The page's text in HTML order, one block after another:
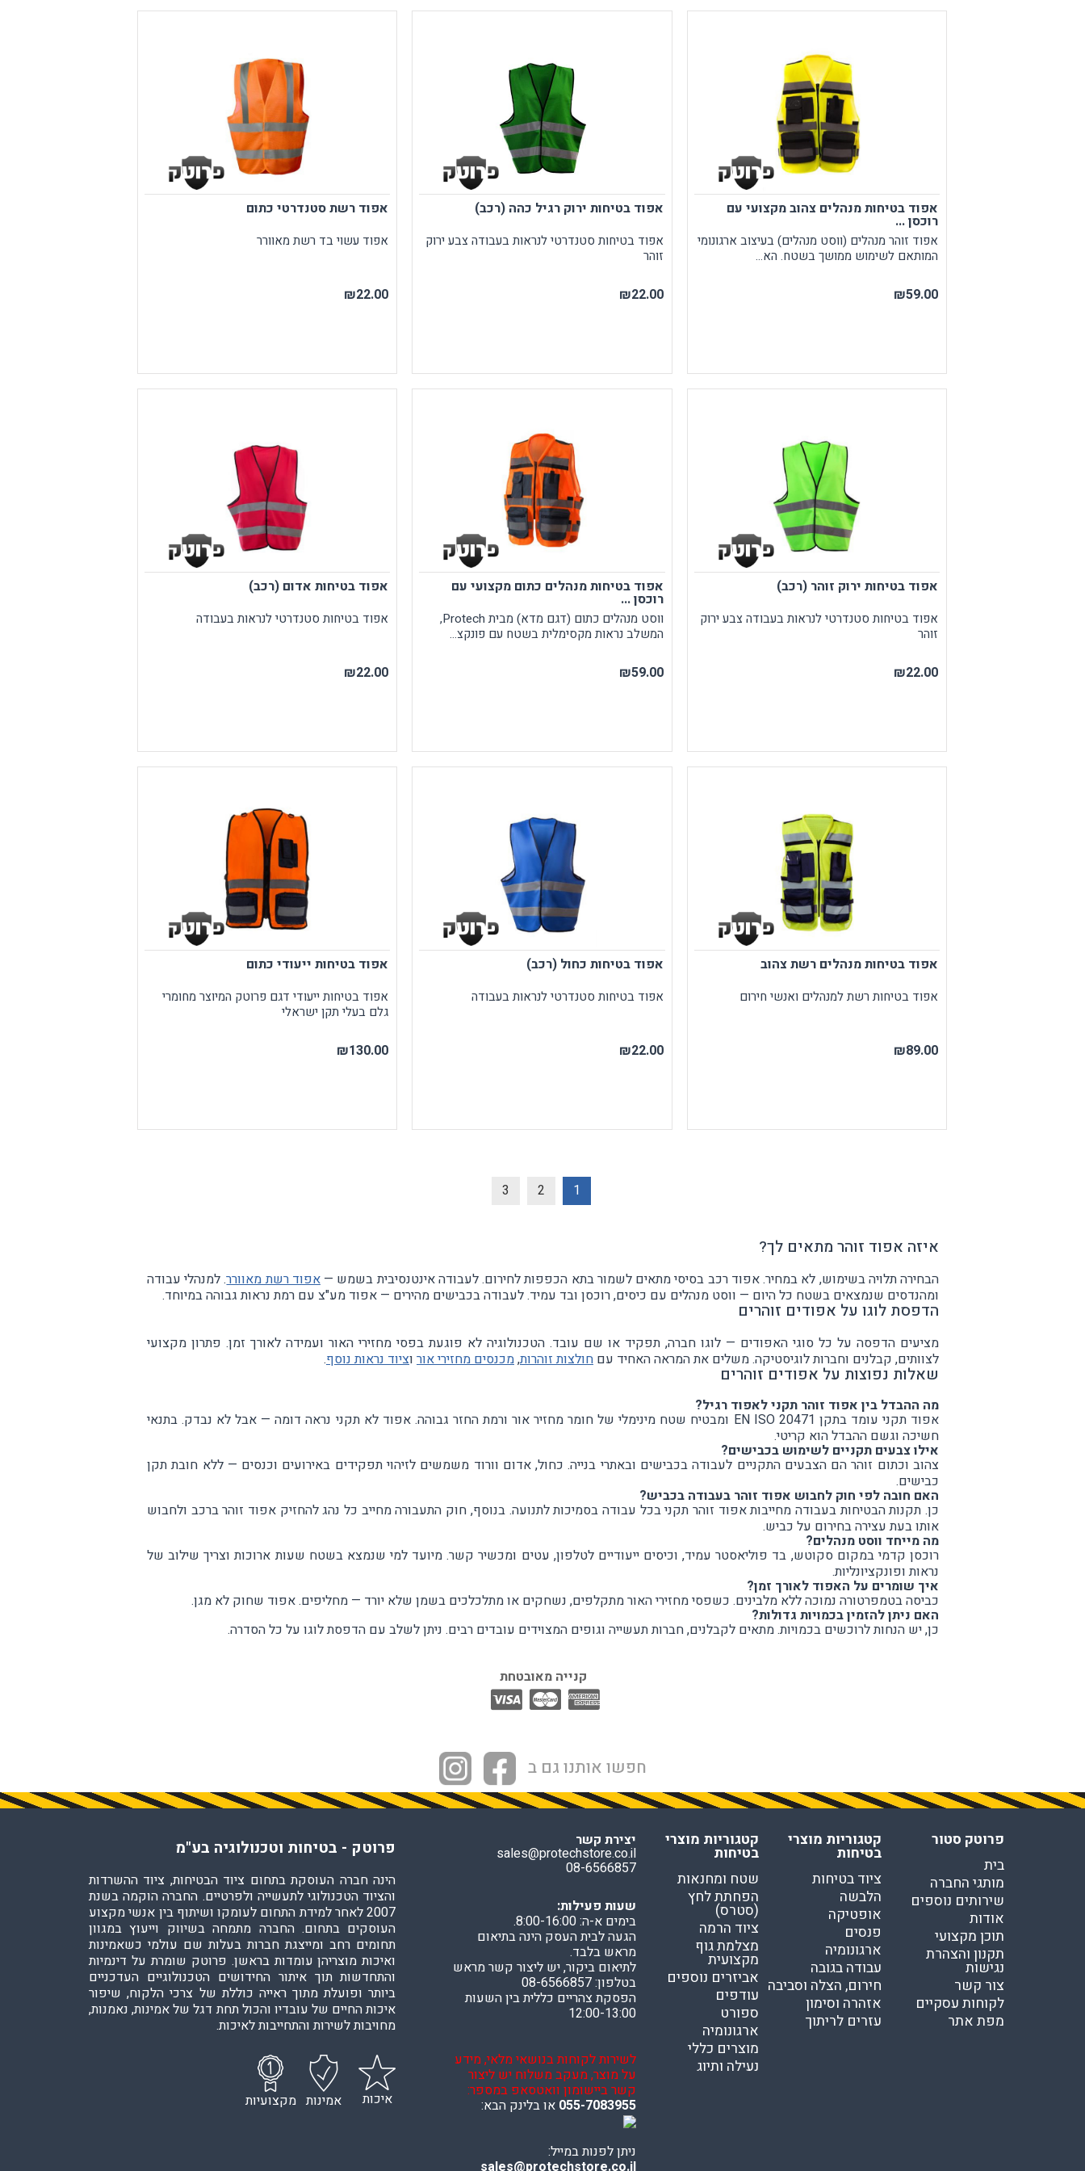
פלאיירים וסכינים
מוצרים כללי
אפוד בטיחות מנהלים צהוב מקצועי עם
רוכסן ...
אפוד זוהר מנהלים (ווסט מנהלים) בעיצוב ארגונומי
המותאם לשימוש ממושך בשטח. הא...
₪59.00
אפוד בטיחות ירוק רגיל כהה (רכב)
אפוד בטיחות סטנדרטי לנראות בעבודה צבע ירוק
זוהר
₪22.00
אפוד רשת סטנדרטי כתום
אפוד עשוי בד רשת מאוורר
₪22.00
אפוד בטיחות ירוק זוהר (רכב)
אפוד בטיחות סטנדרטי לנראות בעבודה צבע ירוק
זוהר
₪22.00
אפוד בטיחות מנהלים כתום מקצועי עם
רוכסן ...
ווסט מנהלים כתום (דגם מדא) מבית Protech,
המשלב נראות מקסימלית בשטח עם פונקצ...
₪59.00
אפוד בטיחות אדום (רכב)
אפוד בטיחות סטנדרטי לנראות בעבודה
₪22.00
אפוד בטיחות מנהלים רשת צהוב
אפוד בטיחות רשת למנהלים ואנשי חירום
₪89.00
אפוד בטיחות כחול (רכב)
אפוד בטיחות סטנדרטי לנראות בעבודה
₪22.00
אפוד בטיחות ייעודי כתום
אפוד בטיחות ייעודי דגם פרוטק המיוצר מחומרי
גלם בעלי תקן ישראלי
₪130.00
1
2
3
איזה אפוד זוהר מתאים לך?
הבחירה תלויה בשימוש, לא במחיר. אפוד רכב בסיסי מתאים לשמור בתא הכפפות לחירום. לעבודה אינטנסיבית בשמש —אפוד רשת מאוורר. למנהלי עבודה
ומהנדסים שנמצאים בשטח כל היום — ווסט מנהלים עם כיסים, רוכסן ובד עמיד. לעבודה בכבישים מהירים — אפוד מע"צ עם רמת נראות גבוהה במיוחד.
הדפסת לוגו על אפודים זוהרים
מציעים הדפסה על כל סוגי האפודים — לוגו חברה, תפקיד או שם עובד. הטכנולוגיה לא פוגעת בפסי מחזירי האור ועמידה לאורך זמן. פתרון מקצועי
לצוותים, קבלנים וחברות לוגיסטיקה. משלים את המראה האחיד עם חולצות זוהרות,מכנסים מחזירי אור וציוד נראות נוסף.
שאלות נפוצות על אפודים זוהרים
מה ההבדל בין אפוד זוהר תקני לאפוד רגיל?
אפוד תקני עומד בתקן EN ISO 20471 ומבטיח שטח מינימלי של חומר מחזיר אור ורמת החזר גבוהה. אפוד לא תקני נראה דומה — אבל לא נבדק. בתנאי
חשיכה וגשם ההבדל הוא קריטי.
אילו צבעים תקניים לשימוש בכבישים?
צהוב וכתום זוהר הם הצבעים התקניים לעבודה בכבישים ובאתרי בנייה. כחול, אדום וורוד משמשים לזיהוי תפקידים באירועים וכנסים — ללא חובת תקן
כבישים.
האם חובה לפי חוק לחבוש אפוד זוהר בעבודה בכביש?
כן. תקנות הבטיחות בעבודה מחייבות אפוד זוהר תקני בכל עבודה בסמיכות לתנועה. בנוסף, חוק התעבורה מחייב כל נהג להחזיק אפוד זוהר ברכב ולחבוש
אותו בעת עצירה בחירום על כביש.
מה מייחד ווסט מנהלים?
רוכסן קדמי במקום סקוטש, בד פוליאסטר עמיד, וכיסים ייעודיים לטלפון, עטים ומכשיר קשר. מיועד למי שנמצא בשטח שעות ארוכות וצריך שילוב של
נראות ופונקציונליות.
איך שומרים על האפוד לאורך זמן?
כביסה בטמפרטורה נמוכה ללא מלבינים. כשפסי מחזירי האור מתקלפים, נשחקים או מתלכלכים בשמן שלא יורד — מחליפים. אפוד שחוק לא מגן.
האם ניתן להזמין בכמויות גדולות?
כן, יש הנחות לרוכשים בכמויות. מתאים לקבלנים, חברות תעשייה וגופים המצוידים עובדים רבים. ניתן לשלב עם הדפסת לוגו על כל הסדרה.
קנייה מאובטחת
חפשו אותנו גם ב
פרוטק סטור
בית
מותגי החברה
שירותים נוספים
אודות
תוכן מקצועי
תקנון והצהרת
נגישות
צור קשר
לקוחות עסקיים
מפת אתר
קטגוריות מוצרי
בטיחות
ציוד בטיחות
הלבשה
אופטיקה
פנסים
ארגונומיה
עבודה בגובה
חירום, הצלה וסביבה
אזהרה וסימון
עזרים לריתוך
קטגוריות מוצרי
בטיחות
שטח ומחנאות
הפחתת לחץ
(סטרס)
ציוד הרמה
מצלמת גוף
מקצועית
אביזרים נוספים
עודפים
ספורט
ארגונומיה
מוצרים כללי
נעילה ותיוג
יצירת קשר
sales@protechstore.co.il
08-6566857
שעות פעילות:
בימים א-ה: 8:00-16:00.
הגעה לבית העסק הינה בתיאום
מראש בלבד.
לתיאום ביקור, יש ליצור קשר מראש
בטלפון: 08-6566857
הפסקת צהריים כללית בין השעות
12:00-13:00
לשירות לקוחות בנושאי מלאי, מידע
על מוצר, מעקב משלוח יש ליצור
קשר ביישומון וואטסאפ במספר:
055-7083955 או בלינק הבא:
ניתן לפנות במייל:
פרוטק - בטיחות וטכנולוגיה בע"מ
הינה חברה העוסקת בתחום ציוד הבטיחות, ציוד ההשרדות
והציוד הטכנולוגי לתעשייה ולפרטיים. החברה הוקמה בשנת
2007 לאחר למידת התחום לעומקו ושיתוף בין אנשי מקצוע
העוסקים בתחום. החברה מתמחה בשיווק וייעוץ במגוון
תחומים רחב ומייצגת חברות בעלות שם עולמי כשאמינות
ואיכות מוצריהן עומדות בראשן. פרוטק שומרת על דינמיות
והתחדשות תוך איתור החידושים הטכנולוגיים העדכניים
ביותר ופועלת מתוך ראייה כוללת של צרכי הלקוח, שיפור
איכות החיים של עובדיו והכול תחת דגל של אמינות, נאמנות,
מחויבות לשירות והתחייבות לאיכות.
איכות אמינות מקצועיות